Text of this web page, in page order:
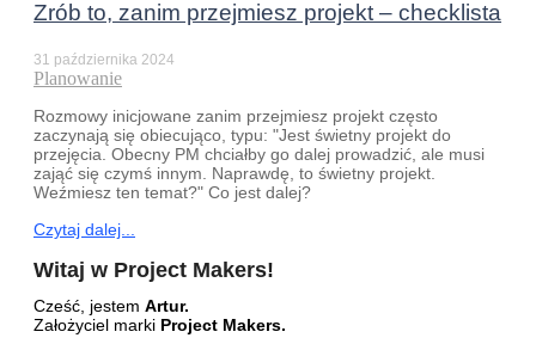
Zrób to, zanim przejmiesz projekt – checklista
31 października 2024
Planowanie
Rozmowy inicjowane zanim przejmiesz projekt często
zaczynają się obiecująco, typu: "Jest świetny projekt do
przejęcia. Obecny PM chciałby go dalej prowadzić, ale musi
zająć się czymś innym. Naprawdę, to świetny projekt.
Weźmiesz ten temat?" Co jest dalej?
Czytaj dalej...
Witaj w Project Makers!
Cześć, jestem Artur.
Założyciel marki Project Makers.